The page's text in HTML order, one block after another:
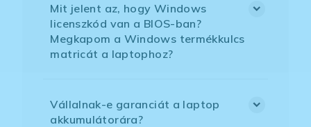
Mit jelent az, hogy Windows
licenszkód van a BIOS-ban?
Megkapom a Windows termékkulcs
matricát a laptophoz?
Vállalnak-e garanciát a laptop
akkumulátorára?